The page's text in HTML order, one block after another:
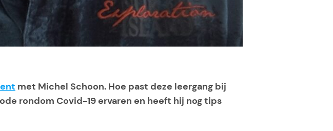
met Michel Schoon. Hoe past deze leergang bij
rondom Covid-19 ervaren en heeft hij nog tips